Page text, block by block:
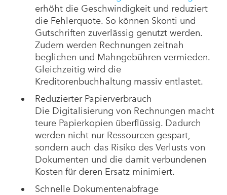
erhöht die Geschwindigkeit und reduziert
die Fehlerquote. So können Skonti und
Gutschriften zuverlässig genutzt werden.
Zudem werden Rechnungen zeitnah
beglichen und Mahngebühren vermieden.
Gleichzeitig wird die
Kreditorenbuchhaltung massiv entlastet.
Reduzierter Papierverbrauch
Die Digitalisierung von Rechnungen macht
teure Papierkopien überflüssig. Dadurch
werden nicht nur Ressourcen gespart,
sondern auch das Risiko des Verlusts von
Dokumenten und die damit verbundenen
Kosten für deren Ersatz minimiert.
Schnelle Dokumentenabfrage